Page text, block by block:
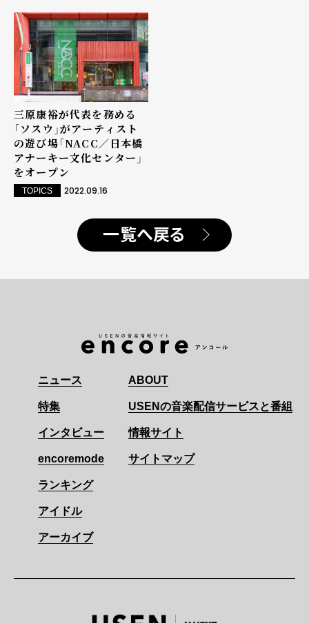
三原康裕が代表を務める
「ソスウ」がアーティスト
の遊び場「NACC／日本橋
アナーキー文化センター」
をオープン
TOPICS 2022.09.16
一覧へ戻る
ニュース
特集
インタビュー
encoremode
ランキング
アイドル
アーカイブ
ABOUT
USENの音楽配信サービスと番組
情報サイト
サイトマップ